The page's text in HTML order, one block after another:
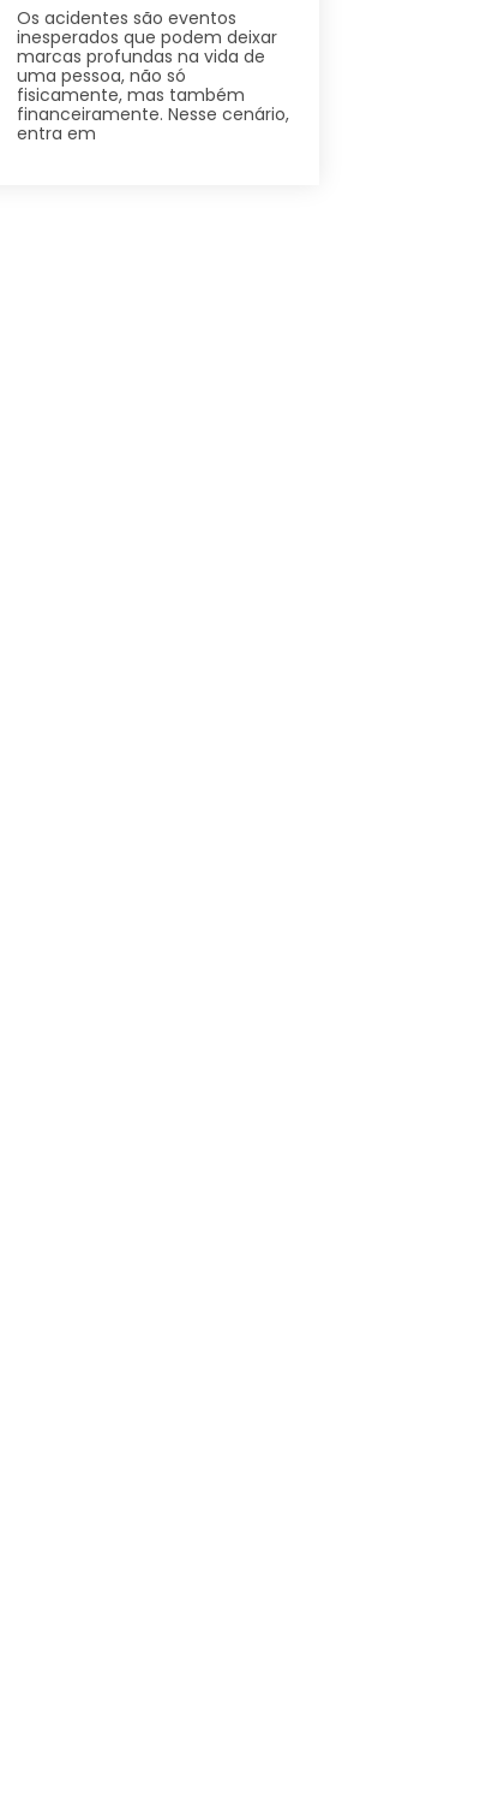
Os acidentes são eventos
inesperados que podem deixar
marcas profundas na vida de
uma pessoa, não só
fisicamente, mas também
financeiramente. Nesse cenário,
entra em